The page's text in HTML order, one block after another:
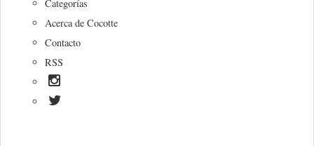
Categorías
Acerca de Cocotte
Contacto
RSS